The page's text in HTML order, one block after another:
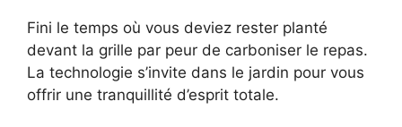
Fini le temps où vous deviez rester planté
devant la grille par peur de carboniser le repas.
La technologie s’invite dans le jardin pour vous
offrir une tranquillité d’esprit totale.